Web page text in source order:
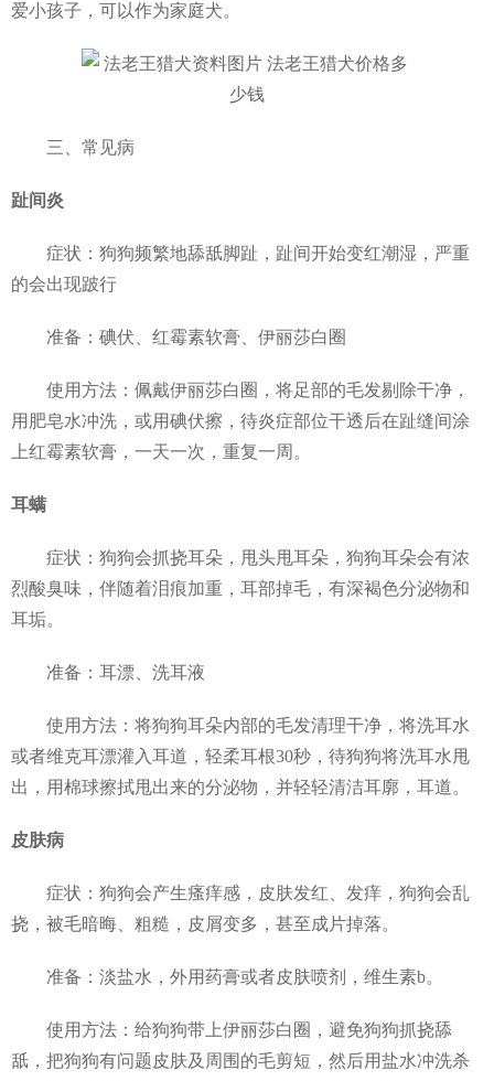
爱小孩子，可以作为家庭犬。
三、常见病
趾间炎
症状：狗狗频繁地舔舐脚趾，趾间开始变红潮湿，严重
的会出现跛行
准备：碘伏、红霉素软膏、伊丽莎白圈
使用方法：佩戴伊丽莎白圈，将足部的毛发剔除干净，
用肥皂水冲洗，或用碘伏擦，待炎症部位干透后在趾缝间涂
上红霉素软膏，一天一次，重复一周。
耳螨
症状：狗狗会抓挠耳朵，甩头甩耳朵，狗狗耳朵会有浓
烈酸臭味，伴随着泪痕加重，耳部掉毛，有深褐色分泌物和
耳垢。
准备：耳漂、洗耳液
使用方法：将狗狗耳朵内部的毛发清理干净，将洗耳水
或者维克耳漂灌入耳道，轻柔耳根30秒，待狗狗将洗耳水甩
出，用棉球擦拭甩出来的分泌物，并轻轻清洁耳廓，耳道。
皮肤病
症状：狗狗会产生瘙痒感，皮肤发红、发痒，狗狗会乱
挠，被毛暗晦、粗糙，皮屑变多，甚至成片掉落。
准备：淡盐水，外用药膏或者皮肤喷剂，维生素b。
使用方法：给狗狗带上伊丽莎白圈，避免狗狗抓挠舔
舐，把狗狗有问题皮肤及周围的毛剪短，然后用盐水冲洗杀